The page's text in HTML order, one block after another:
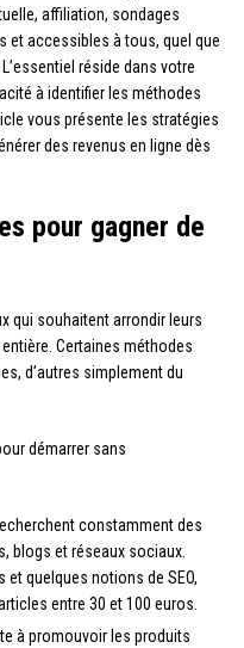
affiliation, sondages
et accessibles à tous, quel que
réside dans votre
à identifier les méthodes
vous présente les stratégies
des revenus en ligne dès
pour gagner de
qui souhaitent arrondir leurs
Certaines méthodes
d’autres simplement du
démarrer sans
constamment des
blogs et réseaux sociaux.
quelques notions de SEO,
entre 30 et 100 euros.
à promouvoir les produits